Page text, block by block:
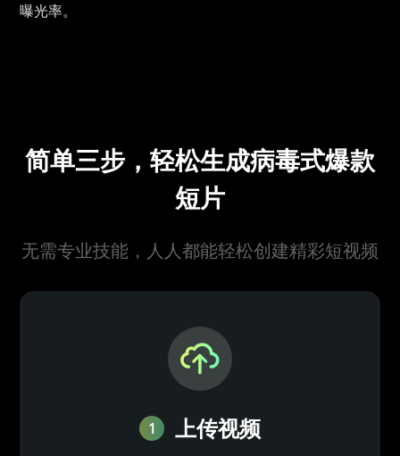
曝光率。
简单三步，轻松生成病毒式爆款
短片
无需专业技能，人人都能轻松创建精彩短视频
1 上传视频